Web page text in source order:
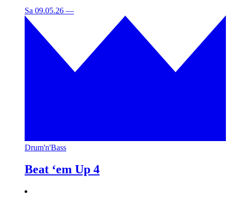
Sa 09.05.26 —
Drum'n'Bass
Beat ‘em Up 4